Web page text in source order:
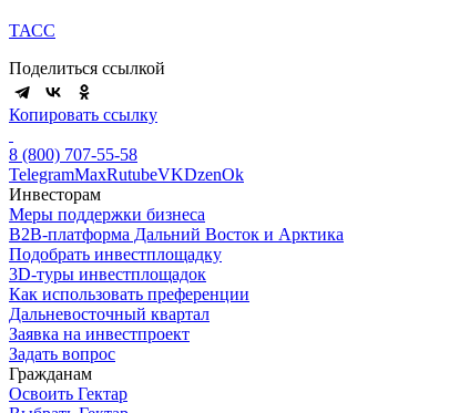
ТАСС
Поделиться ссылкой
Копировать ссылку
8 (800) 707-55-58
TelegramMaxRutubeVKDzenOk
Инвесторам
Меры поддержки бизнеса
B2B-платформа Дальний Восток и Арктика
Подобрать инвестплощадку
3D-туры инвестплощадок
Как использовать преференции
Дальневосточный квартал
Заявка на инвестпроект
Задать вопрос
Гражданам
Освоить Гектар